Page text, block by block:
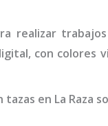
realizar
con colores
tazas en La Raza